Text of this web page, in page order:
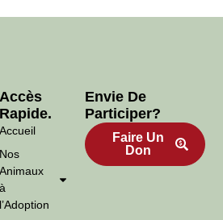
Accès
Rapide.
Accueil
Nos
Animaux
à
l’Adoption
Envie De
Participer?
Faire Un
Don